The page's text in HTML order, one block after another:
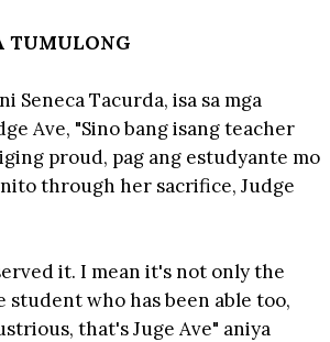
TUMULONG
Seneca Tacurda, isa sa mga
Ave, "Sino bang isang teacher
proud, pag ang estudyante mo
through her sacrifice, Judge
it. I mean it's not only the
student who has been able too,
that's Juge Ave" aniya